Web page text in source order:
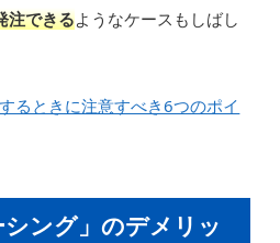
注できるようなケースもしばし
るときに注意すべき6つのポイ
シング」のデメリッ